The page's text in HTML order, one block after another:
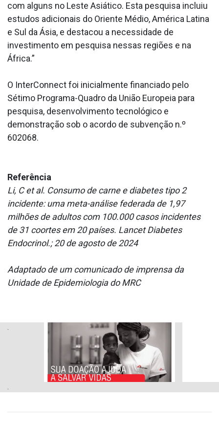
com alguns no Leste Asiático. Esta pesquisa incluiu
estudos adicionais do Oriente Médio, América Latina
e Sul da Ásia, e destacou a necessidade de
investimento em pesquisa nessas regiões e na
África.”
O InterConnect foi inicialmente financiado pelo
Sétimo Programa-Quadro da União Europeia para
pesquisa, desenvolvimento tecnológico e
demonstração sob o acordo de subvenção n.º
602068.
Referência
Li, C et al. Consumo de carne e diabetes tipo 2
incidente: uma meta-análise federada de 1,97
milhões de adultos com 100.000 casos incidentes
de 31 coortes em 20 países. Lancet Diabetes
Endocrinol.; 20 de agosto de 2024
Adaptado de um comunicado de imprensa da
Unidade de Epidemiologia do MRC
.